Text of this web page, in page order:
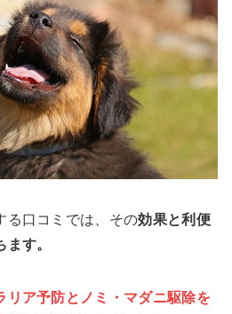
る口コミでは、その効果と利便
す。
リア予防とノミ・マダニ駆除を